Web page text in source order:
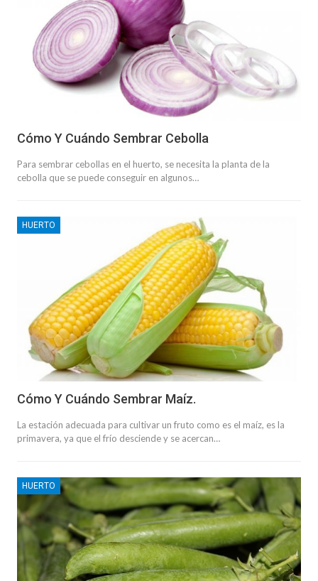
Cómo Y Cuándo Sembrar Cebolla
Para sembrar cebollas en el huerto, se necesita la planta de la
cebolla que se puede conseguir en algunos…
HUERTO
Cómo Y Cuándo Sembrar Maíz.
La estación adecuada para cultivar un fruto como es el maíz, es la
primavera, ya que el frío desciende y se acercan…
HUERTO